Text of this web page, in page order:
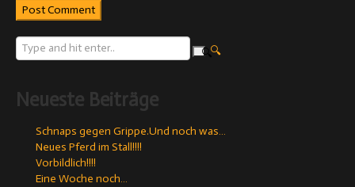
Post Comment
Neueste Beiträge
Schnaps gegen Grippe.Und noch was…
Neues Pferd im Stall!!!!
Vorbildlich!!!!
Eine Woche noch…